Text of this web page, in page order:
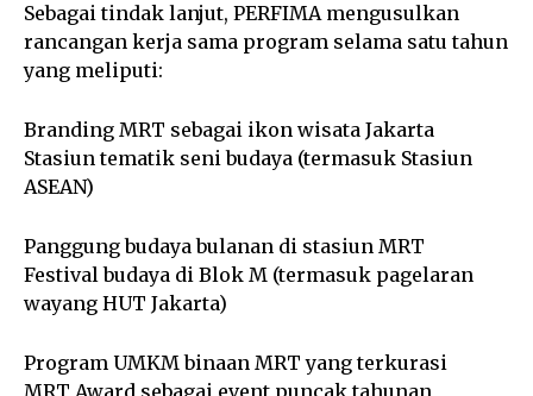
Sebagai tindak lanjut, PERFIMA mengusulkan
rancangan kerja sama program selama satu tahun
yang meliputi:
Branding MRT sebagai ikon wisata Jakarta
Stasiun tematik seni budaya (termasuk Stasiun
ASEAN)
Panggung budaya bulanan di stasiun MRT
Festival budaya di Blok M (termasuk pagelaran
wayang HUT Jakarta)
Program UMKM binaan MRT yang terkurasi